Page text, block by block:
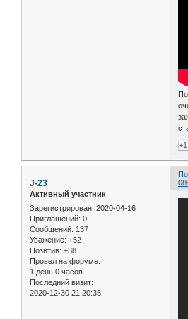
+1
J-23
Активный участник
Зарегистрирован: 2020-04-16
Приглашений: 0
Сообщений: 137
Уважение: +52
Позитив: +38
Провел на форуме:
1 день 0 часов
Последний визит:
2020-12-30 21:20:35